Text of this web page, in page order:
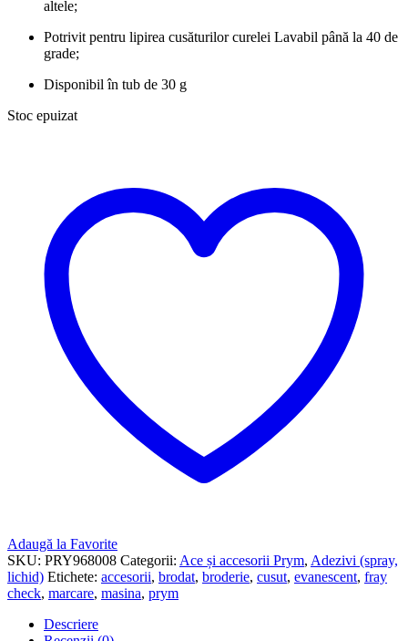
altele;
Potrivit pentru lipirea cusăturilor curelei Lavabil până la 40 de
grade;
Disponibil în tub de 30 g
Stoc epuizat
Adaugă la Favorite
SKU: PRY968008 Categorii: Ace și accesorii Prym, Adezivi (spray,
lichid) Etichete: accesorii, brodat, broderie, cusut, evanescent, fray
check, marcare, masina, prym
Descriere